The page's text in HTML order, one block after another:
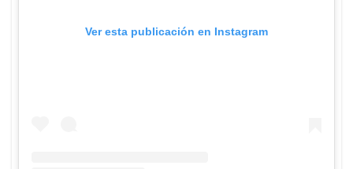
Ver esta publicación en Instagram